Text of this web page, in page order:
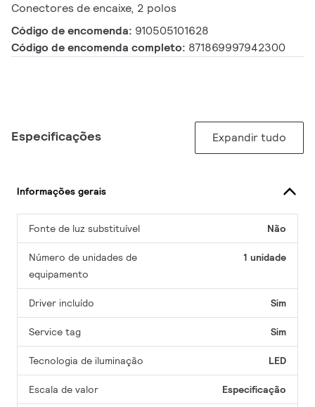
Conectores de encaixe, 2 polos
Código de encomenda: 910505101628
Código de encomenda completo: 871869997942300
Especificações Expandir tudo
Informações gerais
Fonte de luz substituível Não
Número de unidades de
equipamento
1 unidade
Driver incluído Sim
Service tag Sim
Tecnologia de iluminação LED
Escala de valor Especificação